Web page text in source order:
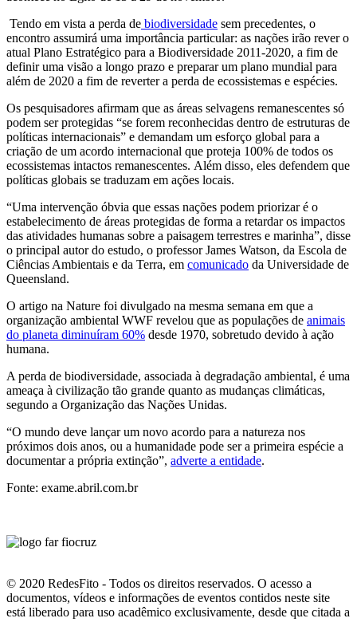
Tendo em vista a perda de biodiversidade sem precedentes, o
encontro assumirá uma importância particular: as nações irão rever o
atual Plano Estratégico para a Biodiversidade 2011-2020, a fim de
definir uma visão a longo prazo e preparar um plano mundial para
além de 2020 a fim de reverter a perda de ecossistemas e espécies.
Os pesquisadores afirmam que as áreas selvagens remanescentes só
podem ser protegidas “se forem reconhecidas dentro de estruturas de
políticas internacionais” e demandam um esforço global para a
criação de um acordo internacional que proteja 100% de todos os
ecossistemas intactos remanescentes. Além disso, eles defendem que
políticas globais se traduzam em ações locais.
“Uma intervenção óbvia que essas nações podem priorizar é o
estabelecimento de áreas protegidas de forma a retardar os impactos
das atividades humanas sobre a paisagem terrestres e marinha”, disse
o principal autor do estudo, o professor James Watson, da Escola de
Ciências Ambientais e da Terra, em comunicado da Universidade de
Queensland.
O artigo na Nature foi divulgado na mesma semana em que a
organização ambiental WWF revelou que as populações de animais
do planeta diminuíram 60% desde 1970, sobretudo devido à ação
humana.
A perda de biodiversidade, associada à degradação ambiental, é uma
ameaça à civilização tão grande quanto as mudanças climáticas,
segundo a Organização das Nações Unidas.
“O mundo deve lançar um novo acordo para a natureza nos
próximos dois anos, ou a humanidade pode ser a primeira espécie a
documentar a própria extinção”, adverte a entidade.
Fonte: exame.abril.com.br
© 2020 RedesFito - Todos os direitos reservados. O acesso a
documentos, vídeos e informações de eventos contidos neste site
está liberado para uso acadêmico exclusivamente, desde que citada a